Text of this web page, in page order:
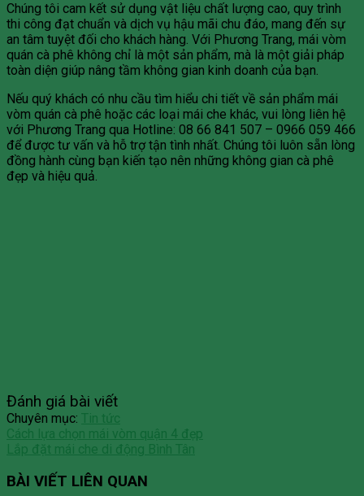
Chúng tôi cam kết sử dụng vật liệu chất lượng cao, quy trình
thi công đạt chuẩn và dịch vụ hậu mãi chu đáo, mang đến sự
an tâm tuyệt đối cho khách hàng. Với Phương Trang, mái vòm
quán cà phê không chỉ là một sản phẩm, mà là một giải pháp
toàn diện giúp nâng tầm không gian kinh doanh của bạn.
Nếu quý khách có nhu cầu tìm hiểu chi tiết về sản phẩm mái
vòm quán cà phê hoặc các loại mái che khác, vui lòng liên hệ
với Phương Trang qua Hotline: 08 66 841 507 – 0966 059 466
để được tư vấn và hỗ trợ tận tình nhất. Chúng tôi luôn sẵn lòng
đồng hành cùng bạn kiến tạo nên những không gian cà phê
đẹp và hiệu quả.
Đánh giá bài viết
Chuyên mục: Tin tức
Cách lựa chọn mái vòm quận 4 đẹp
Lắp đặt mái che di động Bình Tân
BÀI VIẾT LIÊN QUAN